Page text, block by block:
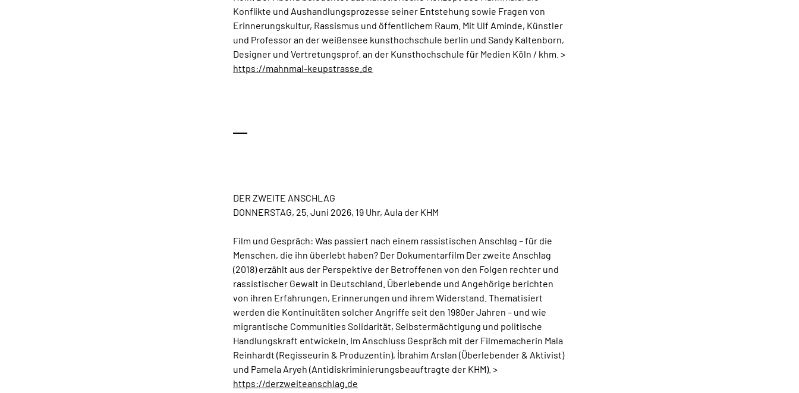
Konflikte und Aushandlungsprozesse seiner Entstehung sowie Fragen von
Erinnerungskultur, Rassismus und öffentlichem Raum. Mit Ulf Aminde, Künstler
und Professor an der weißensee kunsthochschule berlin und Sandy Kaltenborn,
Designer und Vertretungsprof. an der Kunsthochschule für Medien Köln / khm. >
https://mahnmal-keupstrasse.de
DER ZWEITE ANSCHLAG
DONNERSTAG, 25. Juni 2026, 19 Uhr, Aula der KHM
Film und Gespräch: Was passiert nach einem rassistischen Anschlag – für die
Menschen, die ihn überlebt haben? Der Dokumentarfilm Der zweite Anschlag
(2018) erzählt aus der Perspektive der Betroffenen von den Folgen rechter und
rassistischer Gewalt in Deutschland. Überlebende und Angehörige berichten
von ihren Erfahrungen, Erinnerungen und ihrem Widerstand. Thematisiert
werden die Kontinuitäten solcher Angriffe seit den 1980er Jahren – und wie
migrantische Communities Solidarität, Selbstermächtigung und politische
Handlungskraft entwickeln. Im Anschluss Gespräch mit der Filmemacherin Mala
Reinhardt (Regisseurin & Produzentin), İbrahim Arslan (Überlebender & Aktivist)
und Pamela Aryeh (Antidiskriminierungsbeauftragte der KHM). >
https://derzweiteanschlag.de